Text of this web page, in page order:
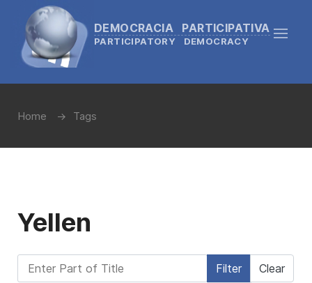
DEMOCRACIA PARTICIPATIVA
PARTICIPATORY DEMOCRACY
Home Tags
Yellen
Enter Part of Title Filter Clear